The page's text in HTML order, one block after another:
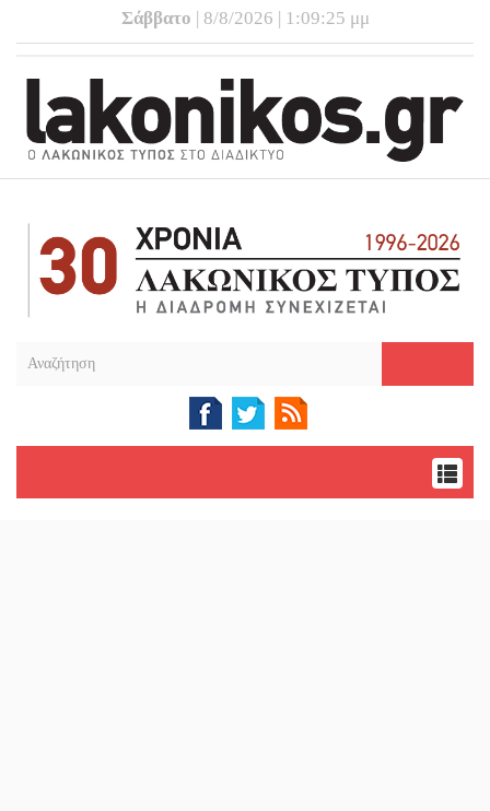
Σάββατο | 8/8/2026 | 1:09:25 μμ